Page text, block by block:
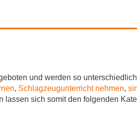
und werden so
, Schlagzeugunterricht nehmen,
lassen sich somit den folgenden